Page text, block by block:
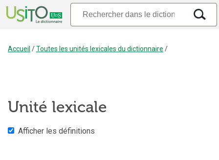
Accueil /Toutes les unités lexicales du dictionnaire /
Unité lexicale
Afficher les définitions